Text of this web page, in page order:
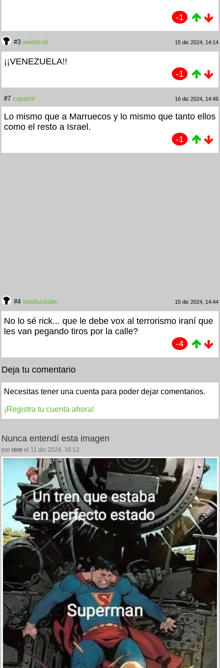
-1
#3 weirdzod 15 dic 2024, 14:14
¡¡VENEZUELA!!
-1
#7 capazul 16 dic 2024, 14:46
Lo mismo que a Marruecos y lo mismo que tanto ellos
como el resto a Israel.
-1
#4 xetoluiskate 15 dic 2024, 14:44
No lo sé rick... que le debe vox al terrorismo iraní que
les van pegando tiros por la calle?
-4
Deja tu comentario
Necesitas tener una cuenta para poder dejar comentarios.
¡Registra tu cuenta ahora!
Nunca entendí esta imagen
por rere el 11 dic 2024, 16:12